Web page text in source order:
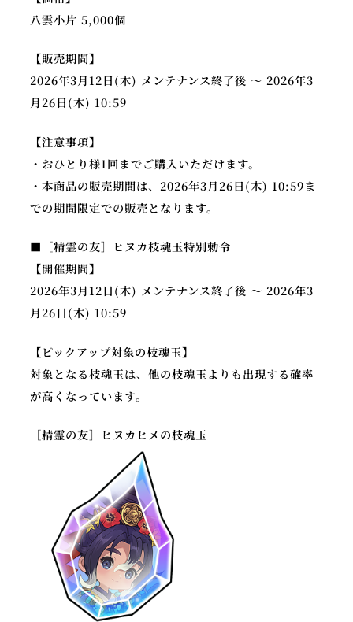
八雲小片 5,000個
【販売期間】
2026年3月12日(木) メンテナンス終了後 ～ 2026年3
月26日(木) 10:59
【注意事項】
・おひとり様1回までご購入いただけます。
・本商品の販売期間は、2026年3月26日(木) 10:59ま
での期間限定での販売となります。
■［精霊の友］ヒヌカ枝魂玉特別勅令
【開催期間】
2026年3月12日(木) メンテナンス終了後 ～ 2026年3
月26日(木) 10:59
【ピックアップ対象の枝魂玉】
対象となる枝魂玉は、他の枝魂玉よりも出現する確率
が高くなっています。
［精霊の友］ヒヌカヒメの枝魂玉